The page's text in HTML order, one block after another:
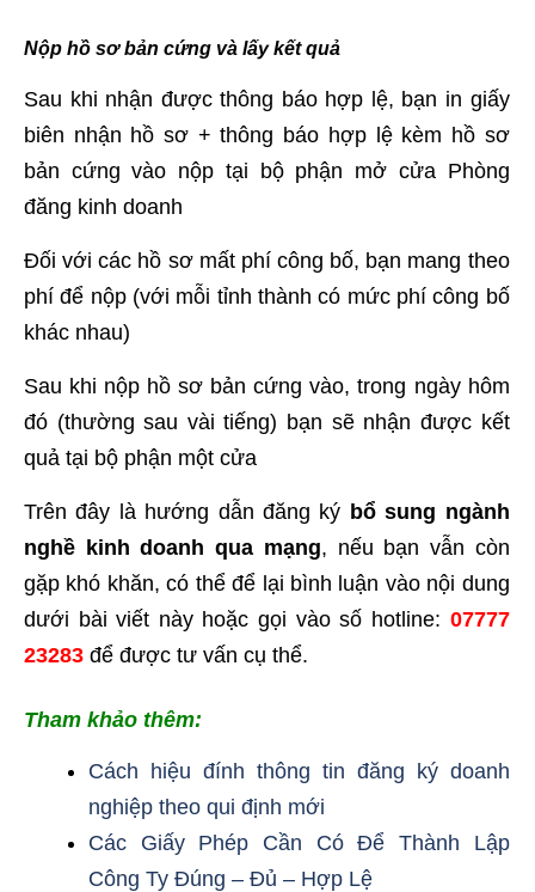
Nộp hồ sơ bản cứng và lấy kết quả
Sau khi nhận được thông báo hợp lệ, bạn in giấy
biên nhận hồ sơ + thông báo hợp lệ kèm hồ sơ
bản cứng vào nộp tại bộ phận mở cửa Phòng
đăng kinh doanh
Đối với các hồ sơ mất phí công bố, bạn mang theo
phí để nộp (với mỗi tỉnh thành có mức phí công bố
khác nhau)
Sau khi nộp hồ sơ bản cứng vào, trong ngày hôm
đó (thường sau vài tiếng) bạn sẽ nhận được kết
quả tại bộ phận một cửa
Trên đây là hướng dẫn đăng ký bổ sung ngành
nghề kinh doanh qua mạng, nếu bạn vẫn còn
gặp khó khăn, có thể để lại bình luận vào nội dung
dưới bài viết này hoặc gọi vào số hotline: 07777
23283 để được tư vấn cụ thể.
Tham khảo thêm:
Cách hiệu đính thông tin đăng ký doanh
nghiệp theo qui định mới
Các Giấy Phép Cần Có Để Thành Lập
Công Ty Đúng – Đủ – Hợp Lệ